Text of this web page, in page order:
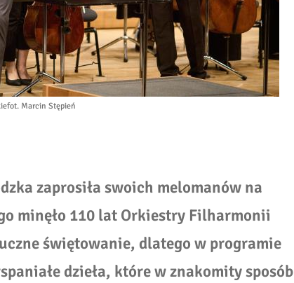
fot. Marcin Stępień
zaprosiła swoich melomanów na
minęło 110 lat Orkiestry Filharmonii
świętowanie, dlatego w programie
dzieła, które w znakomity sposób